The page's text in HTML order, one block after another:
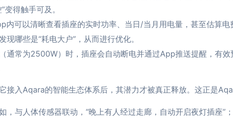
得触手可及。
内可以清晰查看插座的实时功率、当日/当月用电量，甚至估算
哪些是“耗电大户”，从而进行优化。
通常为2500W）时，插座会自动断电并通过App推送提醒，有效
接入Aqara的智能生态体系后，其潜力才被真正释放。这正是
，与人体传感器联动，“晚上有人经过走廊，自动开启夜灯插座”